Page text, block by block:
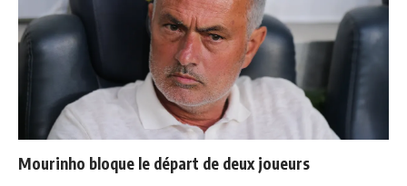
Mourinho bloque le départ de deux joueurs